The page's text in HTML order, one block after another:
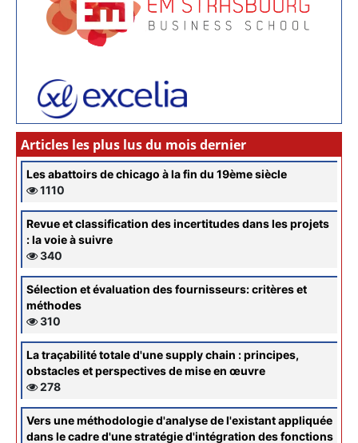
Articles les plus lus du mois dernier
Les abattoirs de chicago à la fin du 19ème siècle
1110
Revue et classification des incertitudes dans les projets
: la voie à suivre
340
Sélection et évaluation des fournisseurs: critères et
méthodes
310
La traçabilité totale d'une supply chain : principes,
obstacles et perspectives de mise en œuvre
278
Vers une méthodologie d'analyse de l'existant appliquée
dans le cadre d'une stratégie d'intégration des fonctions